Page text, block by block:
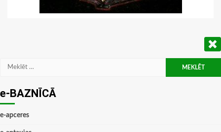
Meklēt:
e-BAZNĪCĀ
e-apceres